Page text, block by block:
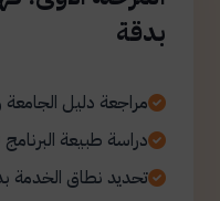
بدقة
مراجعة دليل
دراسة طبيعة
تحديد نطاق الخدمة